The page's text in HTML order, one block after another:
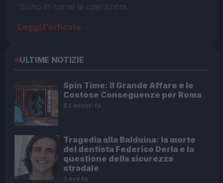
“Sono in corso le operazioni…
Leggi l’articolo →
ULTIME NOTIZIE
Spin Time: Il Grande Affare e le
Costose Conseguenze per Roma
53 minuti fa
Tragedia alla Balduina: la morte
del dentista Federico Derla e la
questione della sicurezza
stradale
2 ore fa